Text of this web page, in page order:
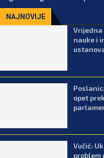
NAJNOVIJE
nauke i
opet
Vučić:
problem